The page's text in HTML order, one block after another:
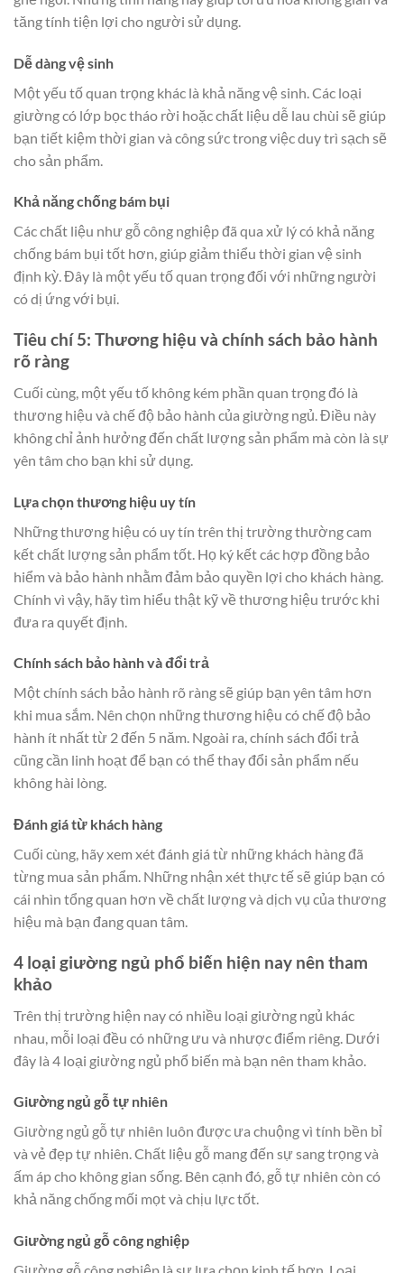
tăng tính tiện lợi cho người sử dụng.
Dễ dàng vệ sinh
Một yếu tố quan trọng khác là khả năng vệ sinh. Các loại
giường có lớp bọc tháo rời hoặc chất liệu dễ lau chùi sẽ giúp
bạn tiết kiệm thời gian và công sức trong việc duy trì sạch sẽ
cho sản phẩm.
Khả năng chống bám bụi
Các chất liệu như gỗ công nghiệp đã qua xử lý có khả năng
chống bám bụi tốt hơn, giúp giảm thiểu thời gian vệ sinh
định kỳ. Đây là một yếu tố quan trọng đối với những người
có dị ứng với bụi.
Tiêu chí 5: Thương hiệu và chính sách bảo hành
rõ ràng
Cuối cùng, một yếu tố không kém phần quan trọng đó là
thương hiệu và chế độ bảo hành của giường ngủ. Điều này
không chỉ ảnh hưởng đến chất lượng sản phẩm mà còn là sự
yên tâm cho bạn khi sử dụng.
Lựa chọn thương hiệu uy tín
Những thương hiệu có uy tín trên thị trường thường cam
kết chất lượng sản phẩm tốt. Họ ký kết các hợp đồng bảo
hiểm và bảo hành nhằm đảm bảo quyền lợi cho khách hàng.
Chính vì vậy, hãy tìm hiểu thật kỹ về thương hiệu trước khi
đưa ra quyết định.
Chính sách bảo hành và đổi trả
Một chính sách bảo hành rõ ràng sẽ giúp bạn yên tâm hơn
khi mua sắm. Nên chọn những thương hiệu có chế độ bảo
hành ít nhất từ 2 đến 5 năm. Ngoài ra, chính sách đổi trả
cũng cần linh hoạt để bạn có thể thay đổi sản phẩm nếu
không hài lòng.
Đánh giá từ khách hàng
Cuối cùng, hãy xem xét đánh giá từ những khách hàng đã
từng mua sản phẩm. Những nhận xét thực tế sẽ giúp bạn có
cái nhìn tổng quan hơn về chất lượng và dịch vụ của thương
hiệu mà bạn đang quan tâm.
4 loại giường ngủ phổ biến hiện nay nên tham
khảo
Trên thị trường hiện nay có nhiều loại giường ngủ khác
nhau, mỗi loại đều có những ưu và nhược điểm riêng. Dưới
đây là 4 loại giường ngủ phổ biến mà bạn nên tham khảo.
Giường ngủ gỗ tự nhiên
Giường ngủ gỗ tự nhiên luôn được ưa chuộng vì tính bền bỉ
và vẻ đẹp tự nhiên. Chất liệu gỗ mang đến sự sang trọng và
ấm áp cho không gian sống. Bên cạnh đó, gỗ tự nhiên còn có
khả năng chống mối mọt và chịu lực tốt.
Giường ngủ gỗ công nghiệp